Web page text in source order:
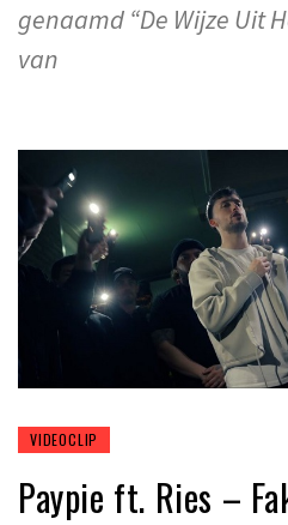
genaamd “De Wijze Uit
van
VIDEOCLIP
Paypie ft. Ries –